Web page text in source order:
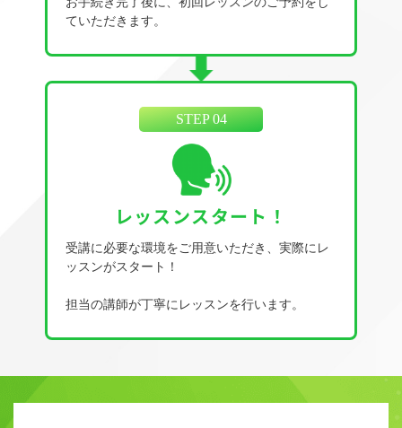
ていただきます。
STEP 04
レッスンスタート！
受講に必要な環境をご用意いただき、実際にレ
ッスンがスタート！
担当の講師が丁寧にレッスンを行います。